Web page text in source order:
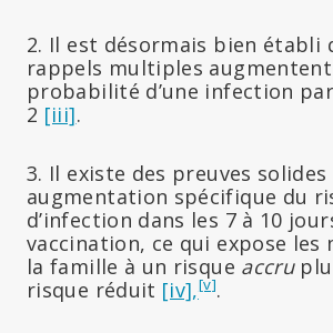
2. Il est désormais bien établi
rappels multiples
probabilité d’une infection par
2 [iii].
3. Il existe des preuves solides
augmentation spécifique du
d’infection dans les 7 à 10
vaccination, ce qui expose les
la famille à un risque accru
risque réduit [iv],[v].